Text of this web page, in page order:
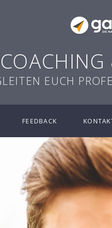
EUCH
FEEDBACK